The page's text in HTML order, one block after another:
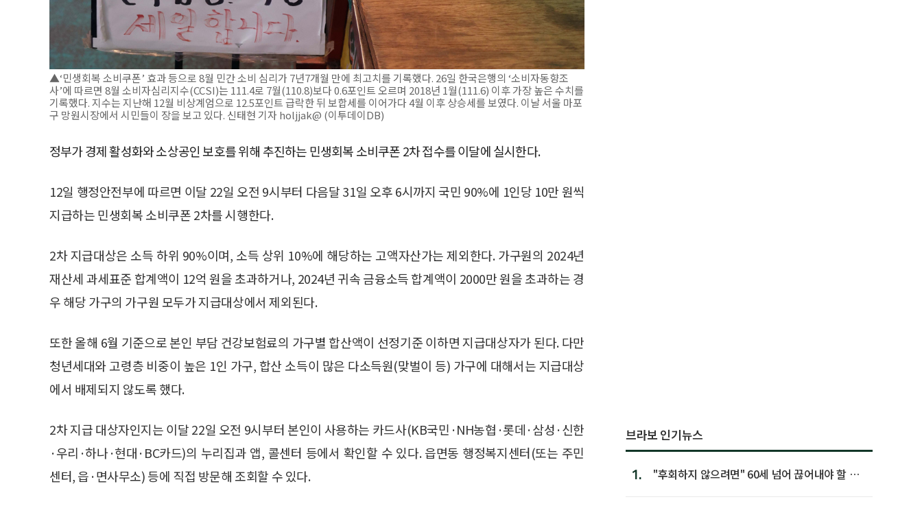
▲‘민생회복 소비쿠폰’ 효과 등으로 8월 민간 소비 심리가 7년7개월 만에 최고치를 기록했다. 26일 한국은행의 ‘소비자동향조
사’에 따르면 8월 소비자심리지수(CCSI)는 111.4로 7월(110.8)보다 0.6포인트 오르며 2018년 1월(111.6) 이후 가장 높은 수치를
기록했다. 지수는 지난해 12월 비상계엄으로 12.5포인트 급락한 뒤 보합세를 이어가다 4월 이후 상승세를 보였다. 이날 서울 마포
구 망원시장에서 시민들이 장을 보고 있다. 신태현 기자 holjjak@ (이투데이DB)
정부가 경제 활성화와 소상공인 보호를 위해 추진하는 민생회복 소비쿠폰 2차 접수를 이달에 실시한다.
12일 행정안전부에 따르면 이달 22일 오전 9시부터 다음달 31일 오후 6시까지 국민 90%에 1인당 10만 원씩
지급하는 민생회복 소비쿠폰 2차를 시행한다.
2차 지급대상은 소득 하위 90%이며, 소득 상위 10%에 해당하는 고액자산가는 제외한다. 가구원의 2024년
재산세 과세표준 합계액이 12억 원을 초과하거나, 2024년 귀속 금융소득 합계액이 2000만 원을 초과하는 경
우 해당 가구의 가구원 모두가 지급대상에서 제외된다.
또한 올해 6월 기준으로 본인 부담 건강보험료의 가구별 합산액이 선정기준 이하면 지급대상자가 된다. 다만
청년세대와 고령층 비중이 높은 1인 가구, 합산 소득이 많은 다소득원(맞벌이 등) 가구에 대해서는 지급대상
에서 배제되지 않도록 했다.
2차 지급 대상자인지는 이달 22일 오전 9시부터 본인이 사용하는 카드사(KB국민·NH농협·롯데·삼성·신한
·우리·하나·현대·BC카드)의 누리집과 앱, 콜센터 등에서 확인할 수 있다. 읍면동 행정복지센터(또는 주민
센터, 읍·면사무소) 등에 직접 방문해 조회할 수 있다.
브라보 인기뉴스
1.
"후회하지 않으려면" 60세 넘어 끊어내야 할 사